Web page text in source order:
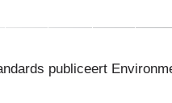
publiceert